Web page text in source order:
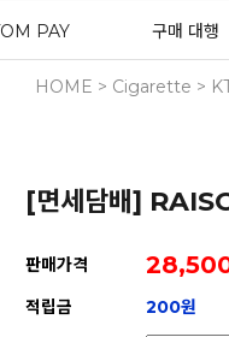
PAY 구매 대행
HOME > Cigarette >
[면세담배]
판매가격
적립금
200원